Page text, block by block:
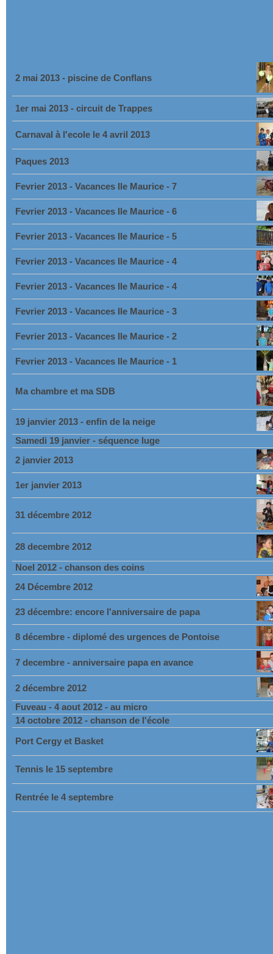
2 mai 2013 - piscine de Conflans
1er mai 2013 - circuit de Trappes
Carnaval à l'ecole le 4 avril 2013
Paques 2013
Fevrier 2013 - Vacances Ile Maurice - 7
Fevrier 2013 - Vacances Ile Maurice - 6
Fevrier 2013 - Vacances Ile Maurice - 5
Fevrier 2013 - Vacances Ile Maurice - 4
Fevrier 2013 - Vacances Ile Maurice - 4
Fevrier 2013 - Vacances Ile Maurice - 3
Fevrier 2013 - Vacances Ile Maurice - 2
Fevrier 2013 - Vacances Ile Maurice - 1
Ma chambre et ma SDB
19 janvier 2013 - enfin de la neige
Samedi 19 janvier - séquence luge
2 janvier 2013
1er janvier 2013
31 décembre 2012
28 decembre 2012
Noel 2012 - chanson des coins
24 Décembre 2012
23 décembre: encore l'anniversaire de papa
8 décembre - diplomé des urgences de Pontoise
7 decembre - anniversaire papa en avance
2 décembre 2012
Fuveau - 4 aout 2012 - au micro
14 octobre 2012 - chanson de l'école
Port Cergy et Basket
Tennis le 15 septembre
Rentrée le 4 septembre